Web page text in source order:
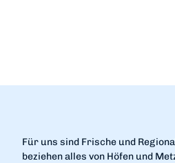
Für uns sind Frische und
beziehen alles von Höfen und